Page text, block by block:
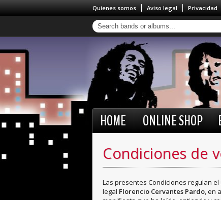
Quienes somos Aviso legal Privacidad
HOME ONLINE SHOP
Condiciones de
Las presentes Condiciones regulan
legal Florencio Cervantes Pardo, en